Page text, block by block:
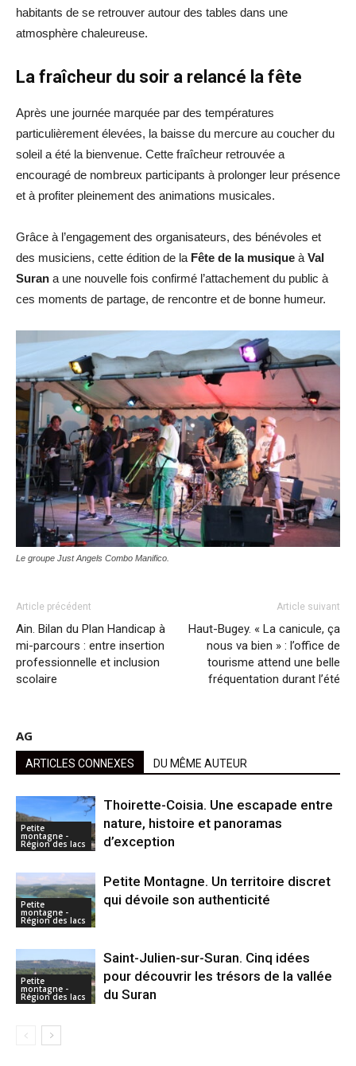
habitants de se retrouver autour des tables dans une
atmosphère chaleureuse.
La fraîcheur du soir a relancé la fête
Après une journée marquée par des températures
particulièrement élevées, la baisse du mercure au coucher du
soleil a été la bienvenue. Cette fraîcheur retrouvée a
encouragé de nombreux participants à prolonger leur présence
et à profiter pleinement des animations musicales.
Grâce à l’engagement des organisateurs, des bénévoles et
des musiciens, cette édition de la Fête de la musique àVal
Suran a une nouvelle fois confirmé l’attachement du public à
ces moments de partage, de rencontre et de bonne humeur.
Le groupe Just Angels Combo Manifico.
Article précédent
Ain. Bilan du Plan Handicap à
mi-parcours : entre insertion
professionnelle et inclusion
scolaire
Article suivant
Haut-Bugey. « La canicule, ça
nous va bien » : l’office de
tourisme attend une belle
fréquentation durant l’été
AG
ARTICLES CONNEXES DU MÊME AUTEUR
Petite
montagne -
Région des lacs
Thoirette-Coisia. Une escapade entre
nature, histoire et panoramas
d’exception
Petite
montagne -
Région des lacs
Petite Montagne. Un territoire discret
qui dévoile son authenticité
Petite
montagne -
Région des lacs
Saint-Julien-sur-Suran. Cinq idées
pour découvrir les trésors de la vallée
du Suran